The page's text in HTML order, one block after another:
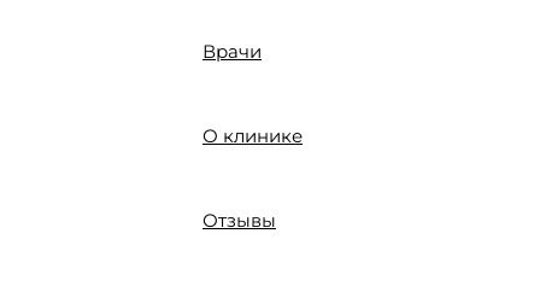
Врачи
О клинике
Отзывы